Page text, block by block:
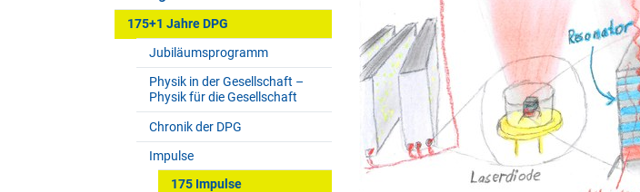
175+1 Jahre DPG
Jubiläumsprogramm
Physik in der Gesellschaft –
Physik für die Gesellschaft
Chronik der DPG
Impulse
175 Impulse